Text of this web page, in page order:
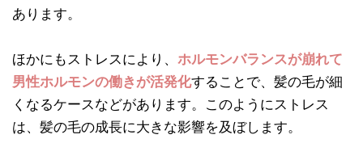
あります。
ほかにもストレスにより、 ホルモンバランスが崩れて
男性ホルモンの働きが活発化することで、髪の毛が細
くなるケースなどがあります。このようにストレス
は、髪の毛の成長に大きな影響を及ぼします。